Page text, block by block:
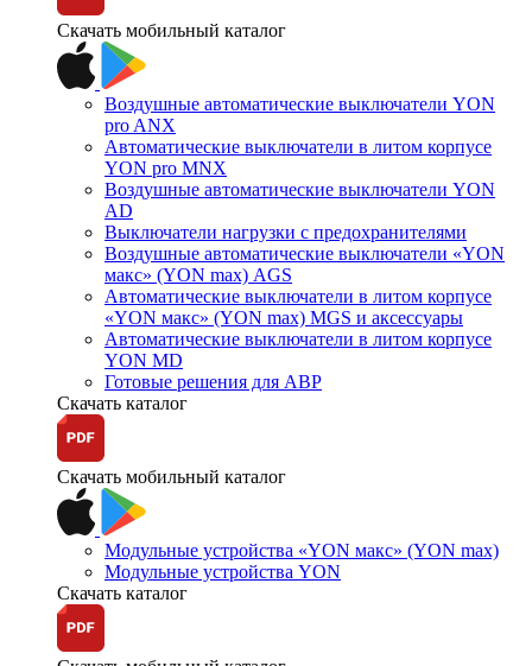
Скачать мобильный каталог
Воздушные автоматические выключатели YON
pro ANX
Автоматические выключатели в литом корпусе
YON pro MNX
Воздушные автоматические выключатели YON
AD
Выключатели нагрузки с предохранителями
Воздушные автоматические выключатели «YON
макс» (YON max) AGS
Автоматические выключатели в литом корпусе
«YON макс» (YON max) MGS и аксессуары
Автоматические выключатели в литом корпусе
YON MD
Готовые решения для АВР
Скачать каталог
Скачать мобильный каталог
Модульные устройства «YON макс» (YON max)
Модульные устройства YON
Скачать каталог